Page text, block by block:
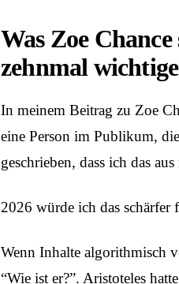
Was Zoe
zehnmal
In meinem Beitrag zu Zoe
eine Person im Publikum,
geschrieben, dass ich das
2026 würde ich das schärfer
Wenn Inhalte algorithmisch
“Wie ist er?”. Aristoteles